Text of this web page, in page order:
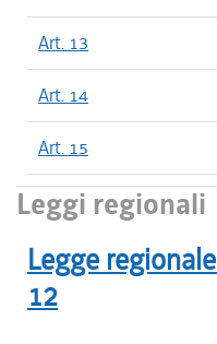
Art. 13
Art. 14
Art. 15
Leggi regionali
Legge regionale
12